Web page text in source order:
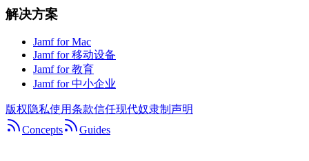
解决方案
Jamf for Mac
Jamf for 移动设备
Jamf for 教育
Jamf for 中小企业
版权隐私使用条款信任现代奴隶制声明
Concepts
Guides